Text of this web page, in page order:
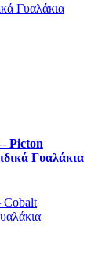
Picton
Γυαλάκια